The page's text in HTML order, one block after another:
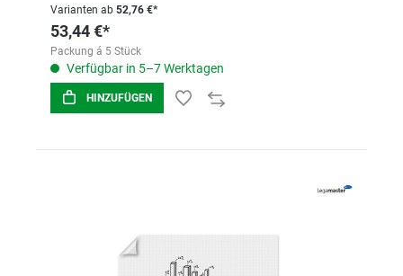
Varianten ab 52,76 €*
53,44 €*
Packung á 5 Stück
Verfügbar in 5–7 Werktagen
HINZUFÜGEN